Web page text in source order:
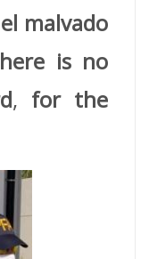
malvado
is no
, for the